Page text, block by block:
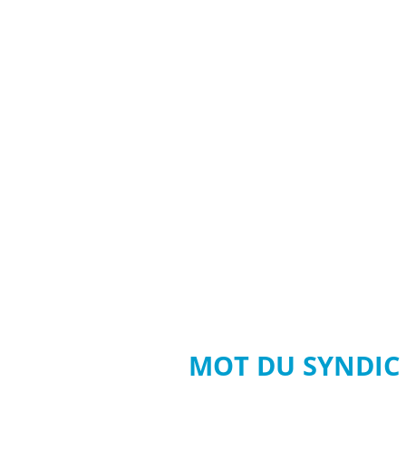
MOT DU SYNDIC